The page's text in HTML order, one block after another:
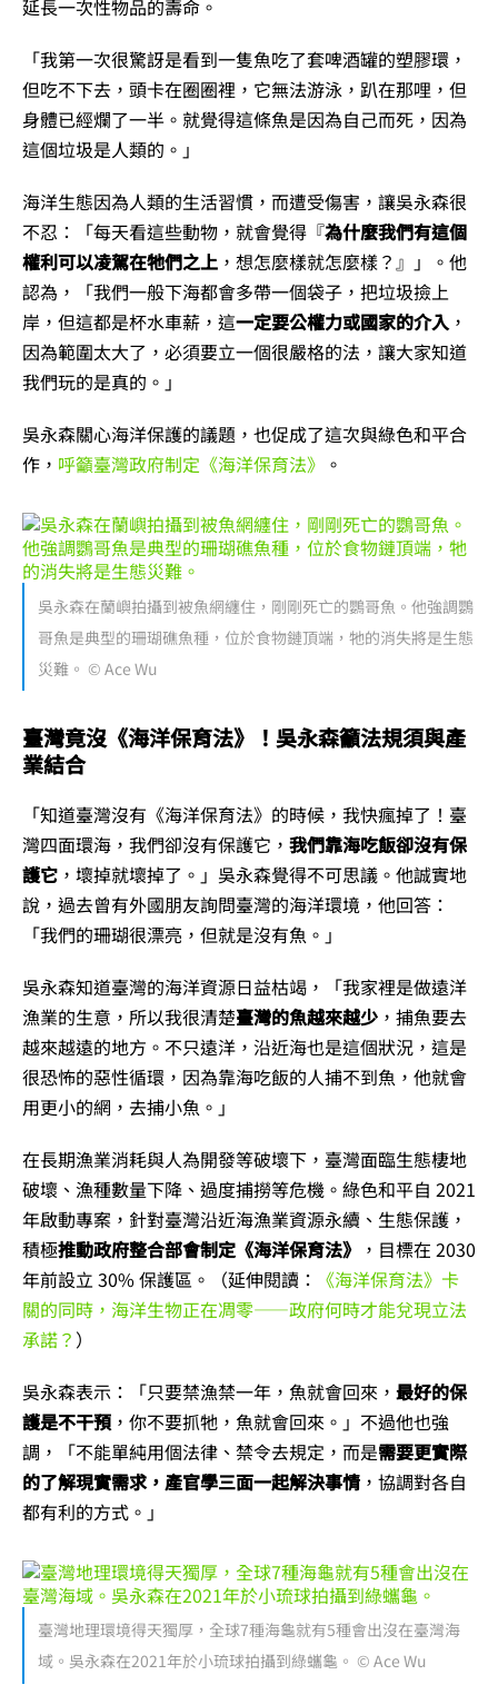
延長一次性物品的壽命。
「我第一次很驚訝是看到一隻魚吃了套啤酒罐的塑膠環，
但吃不下去，頭卡在圈圈裡，它無法游泳，趴在那哩，但
身體已經爛了一半。就覺得這條魚是因為自己而死，因為
這個垃圾是人類的。」
海洋生態因為人類的生活習慣，而遭受傷害，讓吳永森很
不忍：「每天看這些動物，就會覺得『為什麼我們有這個
權利可以凌駕在牠們之上 ，想怎麼樣就怎麼樣？』」。他
認為，「我們一般下海都會多帶一個袋子，把垃圾撿上
岸，但這都是杯水車薪，這一定要公權力或國家的介入，
因為範圍太大了，必須要立一個很嚴格的法，讓大家知道
我們玩的是真的。」
吳永森關心海洋保護的議題，也促成了這次與綠色和平合
作， 呼籲臺灣政府制定《海洋保育法》 。
吳永森在蘭嶼拍攝到被魚網纏住，剛剛死亡的鸚哥魚。他強調鸚
哥魚是典型的珊瑚礁魚種，位於食物鏈頂端，牠的消失將是生態
災難。 © Ace Wu
臺灣竟沒《海洋保育法》！吳永森籲法規須與產
業結合
「知道臺灣沒有《海洋保育法》的時候，我快瘋掉了！臺
灣四面環海，我們卻沒有保護它， 我們靠海吃飯卻沒有保
護它 ，壞掉就壞掉了。」吳永森覺得不可思議。他誠實地
說，過去曾有外國朋友詢問臺灣的海洋環境，他回答：
「我們的珊瑚很漂亮，但就是沒有魚。」
吳永森知道臺灣的海洋資源日益枯竭，「我家裡是做遠洋
漁業的生意，所以我很清楚臺灣的魚越來越少 ，捕魚要去
越來越遠的地方。不只遠洋，沿近海也是這個狀況，這是
很恐怖的惡性循環，因為靠海吃飯的人捕不到魚，他就會
用更小的網，去捕小魚。」
在長期漁業消耗與人為開發等破壞下，臺灣面臨生態棲地
破壞、漁種數量下降、過度捕撈等危機。綠色和平自 2021
年啟動專案，針對臺灣沿近海漁業資源永續、生態保護，
積極推動政府整合部會制定《海洋保育法》 ，目標在 2030
年前設立 30% 保護區。（延伸閱讀： 《海洋保育法》卡
關的同時，海洋生物正在凋零——政府何時才能兌現立法
承諾？ ）
吳永森表示：「只要禁漁禁一年，魚就會回來， 最好的保
護是不干預 ，你不要抓牠，魚就會回來。」不過他也強
調，「不能單純用個法律、禁令去規定，而是需要更實際
的了解現實需求，產官學三面一起解決事情 ，協調對各自
都有利的方式。」
臺灣地理環境得天獨厚，全球7種海龜就有5種會出沒在臺灣海
域。吳永森在2021年於小琉球拍攝到綠蠵龜。 © Ace Wu